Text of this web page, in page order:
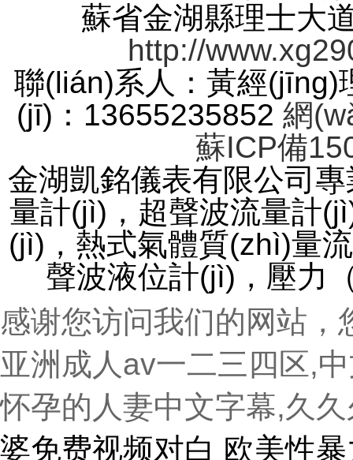
蘇省金湖縣理士大
http://
聯(lián)系人：黃經(jīng)
(jī)：13655235852 網
蘇ICP備
金湖凱銘儀表有限公司
量計(jì)，超聲波流量
(jì)，熱式氣體質(zhì)量
聲波液位計(jì)，壓力
感谢您访问我们的网站，
亚洲成人av一二三四区,
怀孕的人妻中文字幕,久